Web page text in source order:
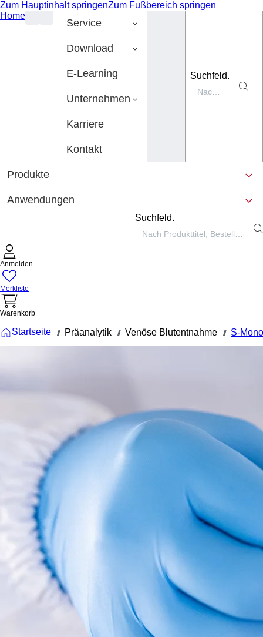
Zum Hauptinhalt springenZum Fußbereich springen
Home
Service
Download
E-Learning
Unternehmen
Karriere
Kontakt
Suchfeld.
Produkte
Anwendungen
Suchfeld.
Anmelden
Merkliste
Warenkorb
Startseite /// Präanalytik /// Venöse Blutentnahme /// S-